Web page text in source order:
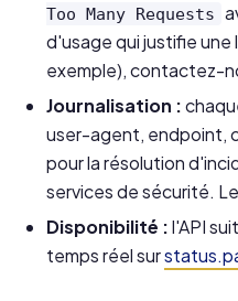
Too Many Requests
d'usage qui justifie
exemple), contactez-
Journalisation :
user-agent, endpoint,
pour la résolution
services de sécurité.
Disponibilité :l'API
temps réel sur